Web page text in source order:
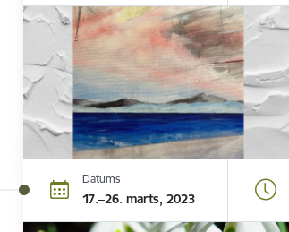
Datums
17.–26. marts, 2023